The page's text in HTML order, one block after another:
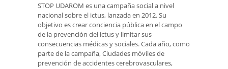
STOP UDAROM es una campaña social a nivel
nacional sobre el ictus, lanzada en 2012. Su
objetivo es crear conciencia pública en el campo
de la prevención del ictus y limitar sus
consecuencias médicas y sociales. Cada año, como
parte de la campaña, Ciudades móviles de
prevención de accidentes cerebrovasculares,